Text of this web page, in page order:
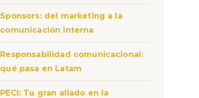
Sponsors: del marketing a la
comunicación interna
Responsabilidad comunicacional:
qué pasa en Latam
PECI: Tu gran aliado en la